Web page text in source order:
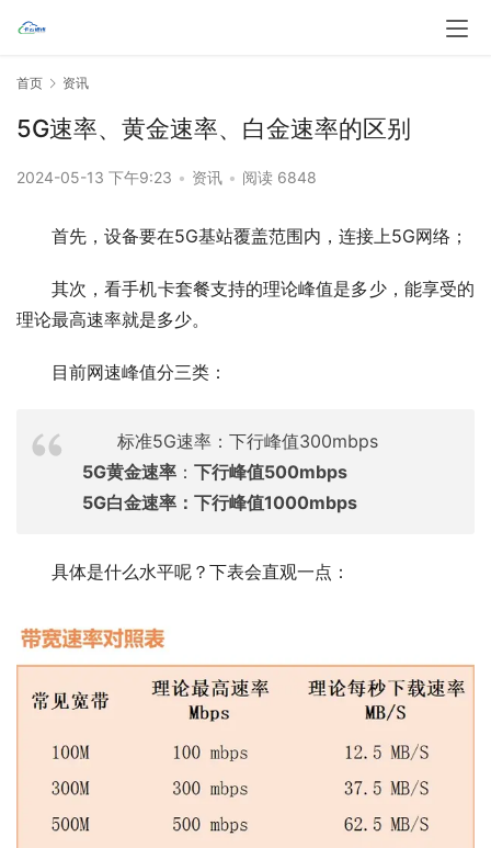
首页 资讯
5G速率、黄金速率、白金速率的区别
2024-05-13 下午9:23 • 资讯 • 阅读 6848
首先，设备要在5G基站覆盖范围内，连接上5G网络；
其次，看手机卡套餐支持的理论峰值是多少，能享受的
理论最高速率就是多少。
目前网速峰值分三类：
标准5G速率：下行峰值300mbps
5G黄金速率 ： 下行峰值500mbps
5G白金速率：下行峰值1000mbps
具体是什么水平呢？下表会直观一点：